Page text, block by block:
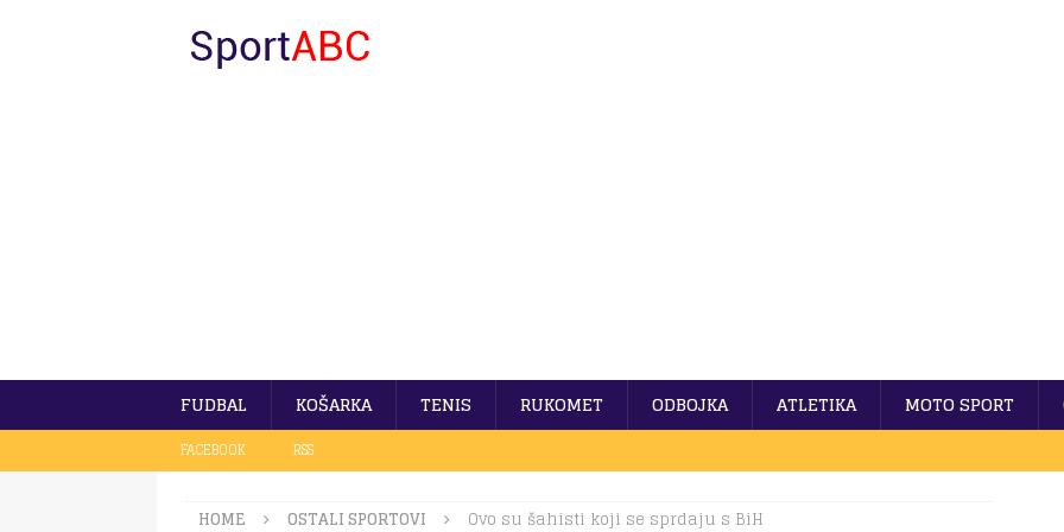
FUDBAL KOŠARKA TENIS RUKOMET ODBOJKA ATLETIKA MOTO SPORT
FACEBOOK RSS
HOME OSTALI SPORTOVI Ovo su šahisti koji se sprdaju s BiH